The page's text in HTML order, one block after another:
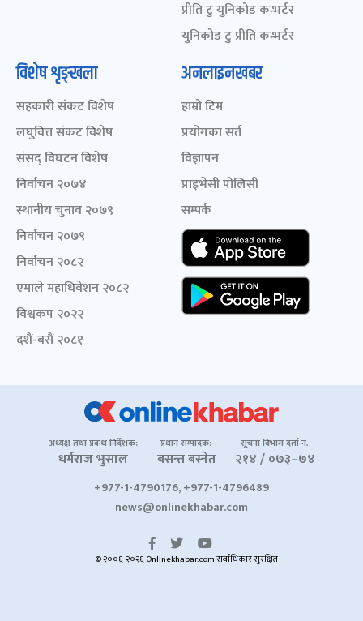
प्रीति टु युनिकोड कन्भर्टर
युनिकोड टु प्रीति कन्भर्टर
विशेष शृङ्खला
सहकारी संकट विशेष
लघुवित्त संकट विशेष
संसद् विघटन विशेष
निर्वाचन २०७४
स्थानीय चुनाव २०७९
निर्वाचन २०७९
निर्वाचन २०८२
एमाले महाधिवेशन २०८२
विश्वकप २०२२
दशैं-बसैं २०८१
अनलाइनखबर
हाम्रो टिम
प्रयोगका सर्त
विज्ञापन
प्राइभेसी पोलिसी
सम्पर्क
अध्यक्ष तथा प्रबन्ध निर्देशक:
धर्मराज भुसाल
प्रधान सम्पादक:
बसन्त बस्नेत
सूचना विभाग दर्ता नं.
२१४ / ०७३–७४
+977-1-4790176, +977-1-4796489
news@onlinekhabar.com
© २००६-२०२६ Onlinekhabar.com सर्वाधिकार सुरक्षित